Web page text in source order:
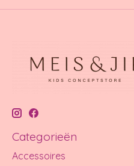
Categorieën
Accessoires